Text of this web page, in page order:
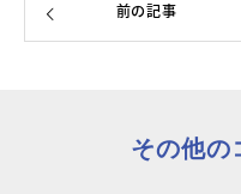
前の記事
その他の